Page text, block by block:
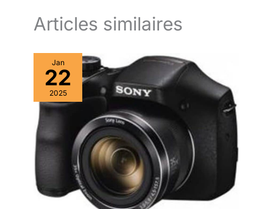
Articles similaires
Jan
22
2025